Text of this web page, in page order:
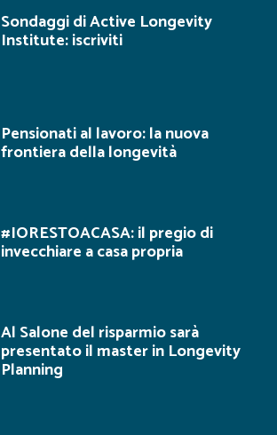
Sondaggi di Active Longevity
Institute: iscriviti
Pensionati al lavoro: la nuova
frontiera della longevità
#IORESTOACASA: il pregio di
invecchiare a casa propria
Al Salone del risparmio sarà
presentato il master in Longevity
Planning